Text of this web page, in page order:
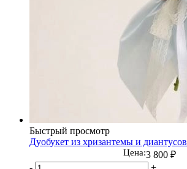
Быстрый просмотр
Дуобукет из хризантемы и диантусов
Цена:3 800 ₽